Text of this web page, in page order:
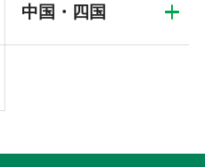
中国・四国